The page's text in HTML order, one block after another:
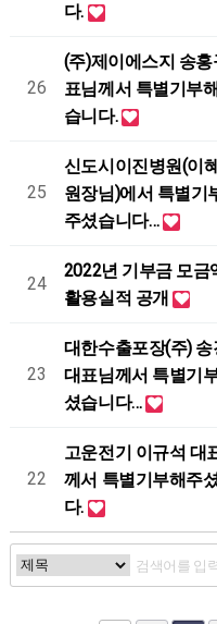
다.
26
(주)제이에스지 송홍
표님께서 특별기부
습니다.
25
신도시이진병원(이
원장님)에서 특별기
주셨습니다…
24
2022년 기부금 모금
활용실적 공개
23
대한수출포장(주) 송
대표님께서 특별기
셨습니다…
22
고운전기 이규석 대
께서 특별기부해주
다.